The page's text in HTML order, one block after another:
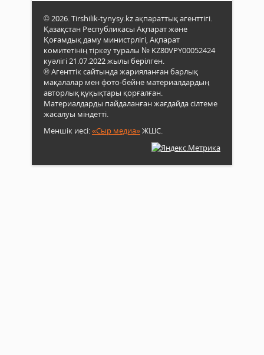
© 2026. Tirshilik-tynysy.kz ақпараттық агенттігі.
Қазақстан Республикасы Ақпарат және
Қоғамдық даму министрлігі, Ақпарат
комитетінің тіркеу туралы № KZ80VPY00052424
куәлігі 21.07.2022 жылы берілген.
® Агенттік сайтында жарияланған барлық
мақалалар мен фото-бейне материалдардың
авторлық құқықтары қорғалған.
Материалдарды пайдаланған жағдайда сілтеме
жасалуы міндетті.
Меншік иесі:«Сыр медиа»ЖШС.